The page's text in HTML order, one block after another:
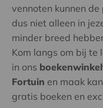
vennoten kunnen
dus niet alleen in
minder breed
Kom langs om bij te
in ons
Fortuin en maak
gratis boeken en